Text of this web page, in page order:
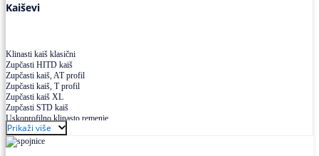
Kaiševi
Klinasti kaiš klasični
Zupčasti HITD kaiš
Zupčasti kaiš, AT profil
Zupčasti kaiš, T profil
Zupčasti kaiš XL
Zupčasti STD kaiš
Uskoprofilno klinasto remenje
Uskoprofilno klinasto remenje spojeno
Uskoprofilno klinasto remenje XP extra power
Višekanalno remenje PJ,PK
Prikaži više